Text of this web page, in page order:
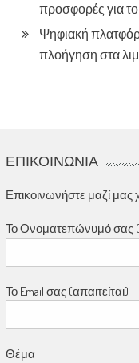
προσφορές για
Ψηφιακή
πλοήγηση στα
ΕΠΙΚΟΙΝΩΝΊΑ
Επικοινωνήστε μαζί
Το Ονοματεπώνυμό σας
Το Email σας (απαιτείται)
Θέμα